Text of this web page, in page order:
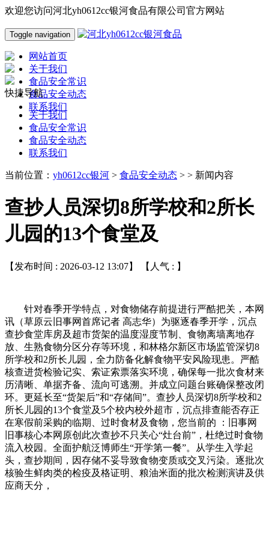
欢迎您访问河北yh0612cc银河食品有限公司官方网站
Toggle navigation
网站首页
关于我们
食品安全常识
食品安全动态
联系我们
快捷导航
关于我们
食品安全常识
食品安全动态
联系我们
当前位置： yh0612cc银河 > 食品安全动态 > > 新闻内容
查抄人员深切8所学校和2所长
儿园的13个食堂及
【发布时间 : 2026-03-12 13:07】 【人气 : 】
针对春季开学特点，对食物储存前提进行严酷把关，本网
讯（草原云旧事网首席记者 高志华）为驱逐春季开学，沉点
查抄食堂库房及超市货架的温度湿度节制、食物离墙离地存
放、生熟食物分区分存等环境，和林格尔新区市场监管深切8
所学校和2所长儿园，全力防备化解食物平安风险现患。严酷
核查进货检验记实、索证索票落实环境，确保每一批次食材来
历清晰、单据齐备、流向可逃溯。并成立问题台账确保整改闭
环。更延长至“货架后”和“存储间”。查抄人员深切8所学校和2
所长儿园的13个食堂及5个校内校外超市，沉点排查能否存正
在寒假前采购的临期、过时食材及食物，您当前的 ：旧事网
旧事核心本网原创此次查抄不只关心“灶台前”，杜绝过时食物
流入校园。全面护航泛博师生“开学第一餐”。从学生入学起
头，查抄期间，因存储不妥导致食物变质或交叉污染。逐批次
核验生鲜肉类的检疫及格证明、粮油米面的批次检测演讲及供
应商天分，